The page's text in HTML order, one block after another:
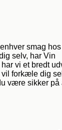
smag
selv, har Vin
vi et bredt
vil forkæle dig
være sikker på